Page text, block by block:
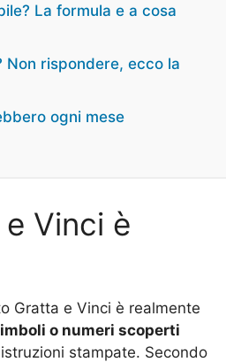
La formula e a cosa
Non rispondere, ecco la
ogni mese
Vinci è
Gratta e Vinci è realmente
o numeri scoperti
stampate. Secondo